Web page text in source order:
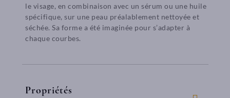
le visage, en combinaison avec un sérum ou une huile
spécifique, sur une peau préalablement nettoyée et
séchée. Sa forme a été imaginée pour s’adapter à
chaque courbes.
Propriétés